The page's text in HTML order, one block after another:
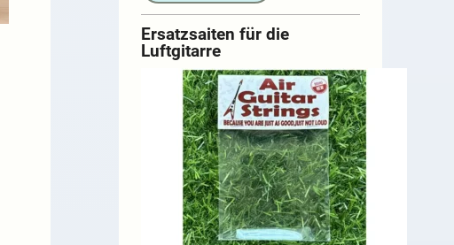
Ersatzsaiten für die
Luftgitarre